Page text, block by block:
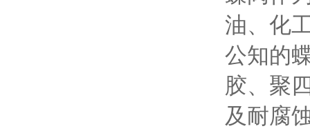
油、化
公知的
胶、聚
及耐腐